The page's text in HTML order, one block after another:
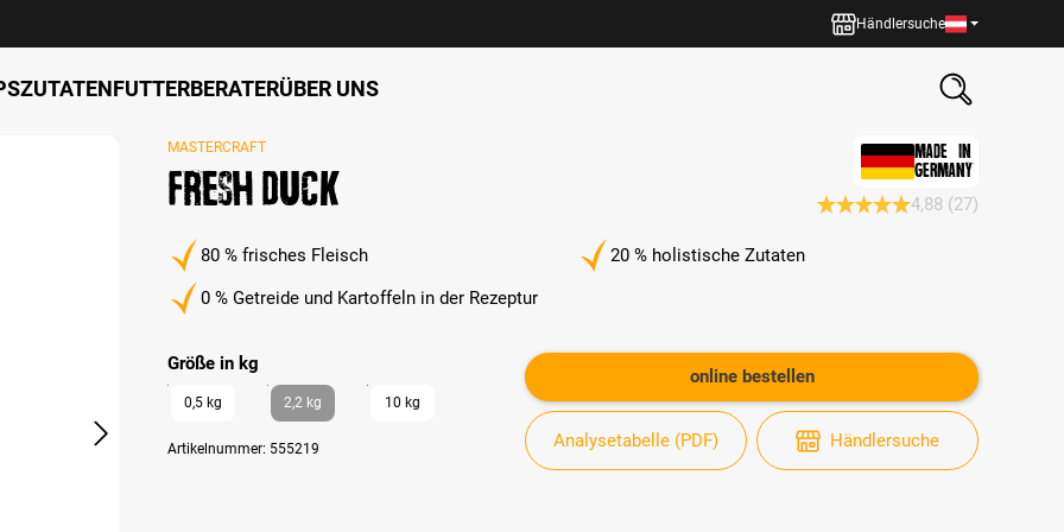
Händlersuche
ZUTATENFUTTERBERATERÜBER UNS
MASTERCRAFT
Fresh Duck
MADE IN
GERMANY
4,88 (27)
80 % frisches Fleisch
20 % holistische Zutaten
0 % Getreide und Kartoffeln in der Rezeptur
Größe in kgauswählen
0,5 kg 2,2 kg 10 kg
Artikelnummer: 555219
online bestellen
Analysetabelle (PDF) Händlersuche